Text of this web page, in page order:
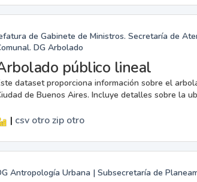
de Gabinete de Ministros. Secretaría de
DG Arbolado
público lineal
dataset proporciona información sobre el
de Buenos Aires. Incluye detalles sobre la
| csv otrozip otro
Antropología Urbana | Subsecretaría de